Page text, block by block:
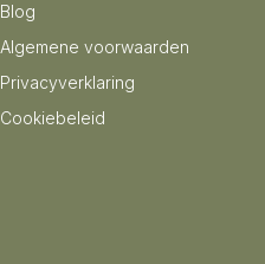
Blog
Algemene voorwaarden
Privacyverklaring
Cookiebeleid